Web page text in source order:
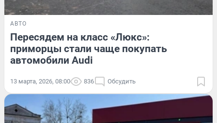
АВТО
Пересядем на класс «Люкс»:
приморцы стали чаще покупать
автомобили Audi
13 марта, 2026, 08:00 836 Обсудить